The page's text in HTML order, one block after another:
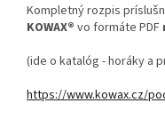
Kompletný rozpis
KOWAX® vo formáte PDF
(ide o katalóg - horáky a
https://www.kowax.cz/